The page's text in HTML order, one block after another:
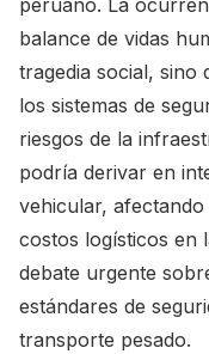
peruano. La
balance de vidas
tragedia social, sino
los sistemas de
riesgos de la
podría derivar en
vehicular,
costos logísticos en
debate urgente
estándares de
transporte pesado.